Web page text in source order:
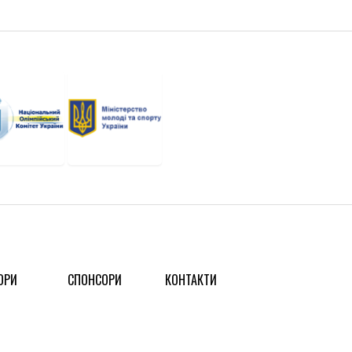
СПОНСОРИ КОНТАКТИ